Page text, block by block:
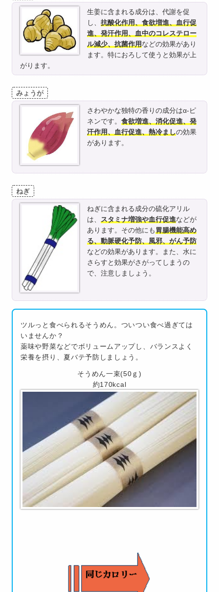
生姜に含まれる成分は、代謝を促
し、 抗酸化作用、食欲増進、血行促
進、発汗作用、血中のコレステロー
ル減少、抗菌作用などの効果があり
ます。特におろして使うと効果が上
がります。
みょうが
さわやかな独特の香りの成分はα-ピ
ネンです。 食欲増進、消化促進、発
汗作用、血行促進、熱冷ましの効果
があります。
ねぎ
ねぎに含まれる成分の硫化アリル
は、 スタミナ増強や血行促進などが
あります。その他にも胃腸機能高め
る、動脈硬化予防、風邪、がん予防
などの効果があります。また、水に
さらすと効果がさがってしまうの
で、注意しましょう。
ツルっと食べられるそうめん。ついつい食べ過ぎては
いませんか？
薬味や野菜などでボリュームアップし、バランスよく
栄養を摂り、夏バテ予防しましょう。
そうめん一束(50ｇ)
約170kcal